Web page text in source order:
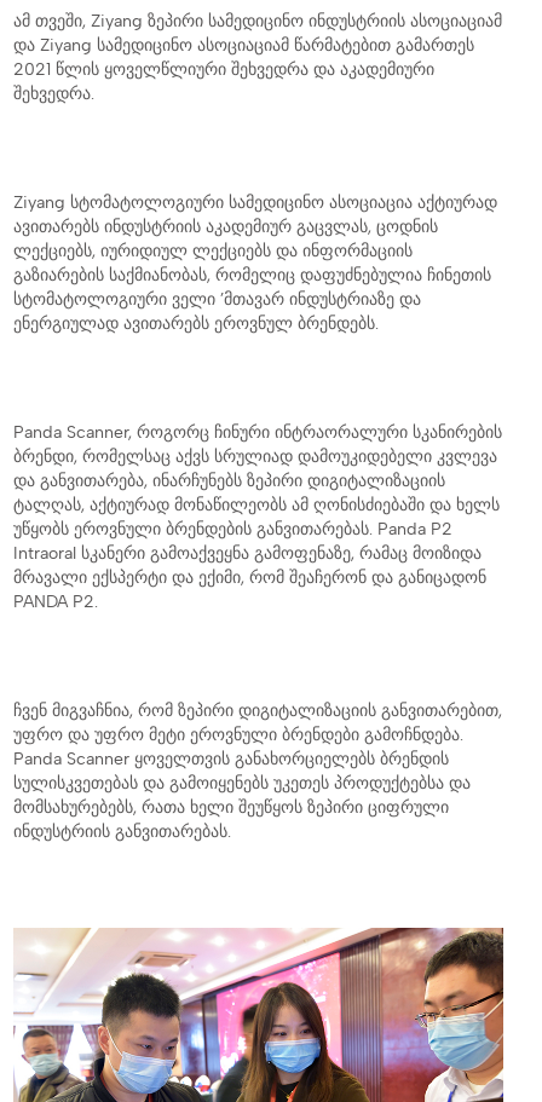
ამ თვეში, Ziyang ზეპირი სამედიცინო ინდუსტრიის ასოციაციამ
და Ziyang სამედიცინო ასოციაციამ წარმატებით გამართეს
2021 წლის ყოველწლიური შეხვედრა და აკადემიური
შეხვედრა.
Ziyang სტომატოლოგიური სამედიცინო ასოციაცია აქტიურად
ავითარებს ინდუსტრიის აკადემიურ გაცვლას, ცოდნის
ლექციებს, იურიდიულ ლექციებს და ინფორმაციის
გაზიარების საქმიანობას, რომელიც დაფუძნებულია ჩინეთის
სტომატოლოგიური ველი ’მთავარ ინდუსტრიაზე და
ენერგიულად ავითარებს ეროვნულ ბრენდებს.
Panda Scanner, როგორც ჩინური ინტრაორალური სკანირების
ბრენდი, რომელსაც აქვს სრულიად დამოუკიდებელი კვლევა
და განვითარება, ინარჩუნებს ზეპირი დიგიტალიზაციის
ტალღას, აქტიურად მონაწილეობს ამ ღონისძიებაში და ხელს
უწყობს ეროვნული ბრენდების განვითარებას. Panda P2
Intraoral სკანერი გამოაქვეყნა გამოფენაზე, რამაც მოიზიდა
მრავალი ექსპერტი და ექიმი, რომ შეაჩერონ და განიცადონ
PANDA P2.
ჩვენ მიგვაჩნია, რომ ზეპირი დიგიტალიზაციის განვითარებით,
უფრო და უფრო მეტი ეროვნული ბრენდები გამოჩნდება.
Panda Scanner ყოველთვის განახორციელებს ბრენდის
სულისკვეთებას და გამოიყენებს უკეთეს პროდუქტებსა და
მომსახურებებს, რათა ხელი შეუწყოს ზეპირი ციფრული
ინდუსტრიის განვითარებას.